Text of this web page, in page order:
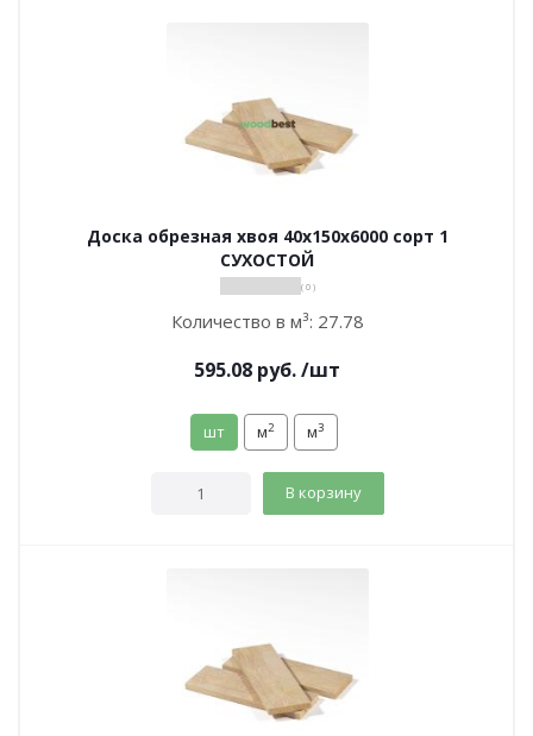
Доска обрезная хвоя 40х150х6000 сорт 1
СУХОСТОЙ
( 0 )
Количество в м³: 27.78
595.08 руб./шт
шт м2 м3
В корзину